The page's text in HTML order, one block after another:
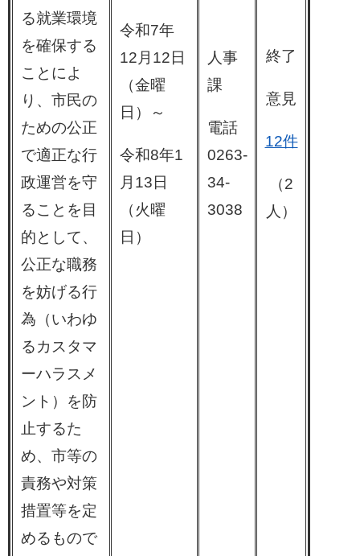
る就業環境
を確保する
ことによ
り、市民の
ための公正
で適正な行
政運営を守
ることを目
的として、
公正な職務
を妨げる行
為（いわゆ
るカスタマ
ーハラスメ
ント）を防
止するた
め、市等の
責務や対策
措置等を定
めるもので
令和7年
12月12日
（金曜
日）～
令和8年1
月13日
（火曜
日）
人事
課
電話
0263-
34-
3038
終了
意見
12件
（2
人）